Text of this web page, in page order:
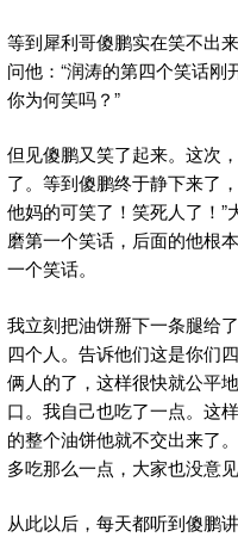
等到犀利哥傻鹏实在笑不出
问他：“润涛的第四个笑话
你为何笑吗？”
但见傻鹏又笑了起来。这次
了。等到傻鹏终于静下来了
他妈的可笑了！笑死人了！
磨第一个笑话，后面的他根
一个笑话。
我立刻把油饼掰下一条腿给
四个人。告诉他们这是你们
俩人的了，这样很快就公平
口。我自己也吃了一点。这
的整个油饼他就不交出来了
多吃那么一点，大家也没意见
从此以后，每天都听到傻鹏